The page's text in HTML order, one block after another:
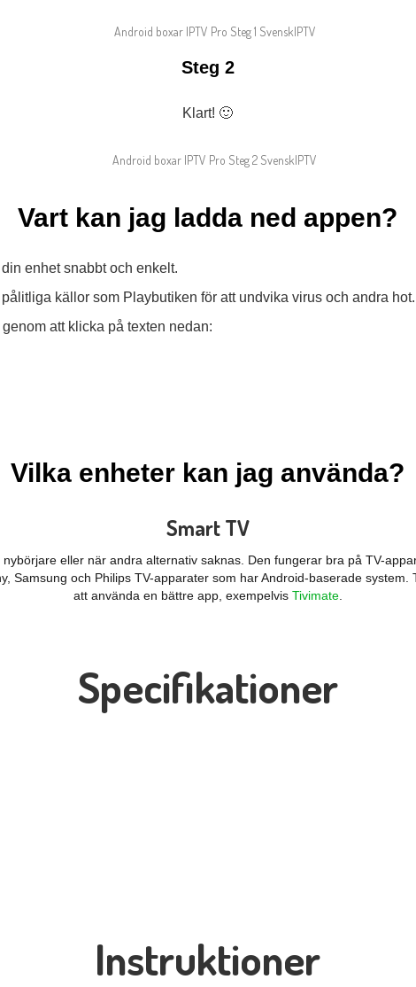
Steg 2
Klart! 🙂
Vart kan jag ladda ned appen?
enhet snabbt och enkelt.
källor som Playbutiken för att undvika virus och andra hot.
att klicka på texten nedan:
Vilka enheter kan jag använda?
Smart TV
eller när andra alternativ saknas. Den fungerar bra på TV-
Samsung och Philips TV-apparater som har Android-baserade
att använda en bättre app, exempelvis Tivimate.
Specifikationer
Instruktioner